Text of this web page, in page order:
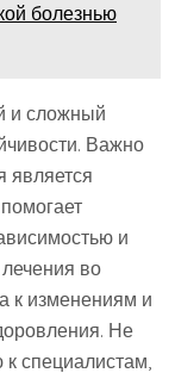
болезнью
и сложный
Важно
является
и
лечения во
к изменениям и
Не
специалистам,